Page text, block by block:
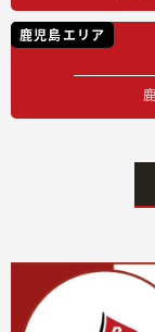
鹿児島エリア